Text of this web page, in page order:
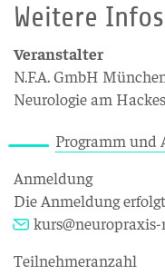
Weitere Infos
Veranstalter
N.F.A. GmbH
Neurologie am
Programm und
Anmeldung
Die Anmeldung
Teilnehmeranzahl